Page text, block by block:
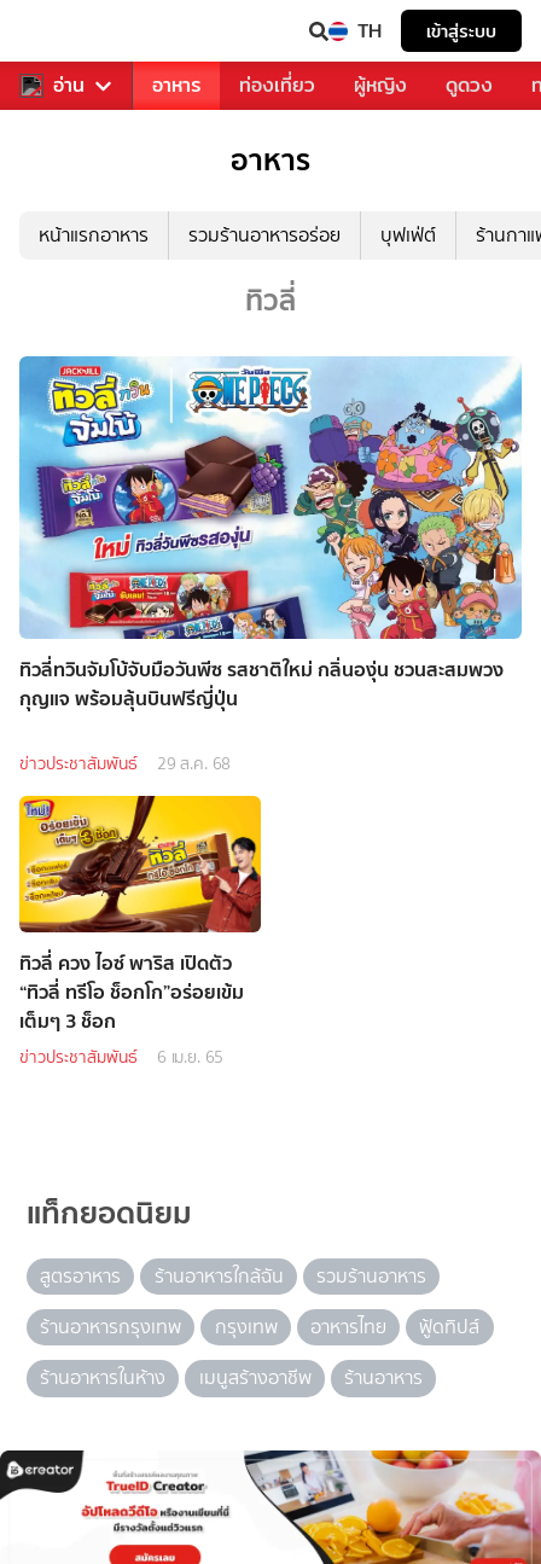
TH เข้าสู่ระบบ
อ่าน
รวงการเพลง อาหาร ท่องเที่ยว ผู้หญิง ดูดวง
อาหาร
หน้าแรกอาหาร รวมร้านอาหารอร่อย บุฟเฟ่ต์ ร้านกา
ทิวลี่
ทิวลี่ทวินจัมโบ้จับมือวันพีซ รสชาติใหม่ กลิ่นองุ่น ชวนสะสมพวง
กุญแจ พร้อมลุ้นบินฟรีญี่ปุ่น
ข่าวประชาสัมพันธ์ 29 ส.ค. 68
ทิวลี่ ควง ไอซ์ พาริส เปิดตัว
“ทิวลี่ ทรีโอ ช็อกโก”อร่อยเข้ม
เต็มๆ 3 ช็อก
ข่าวประชาสัมพันธ์ 6 เม.ย. 65
แท็กยอดนิยม
สูตรอาหาร ร้านอาหารใกล้ฉัน
รวมร้านอาหาร
ร้านอาหารกรุงเทพ
กรุงเทพ อาหารไทย
ฟู้ดทิปส์
ร้านอาหารในห้าง
เมนูสร้างอาชีพ ร้านอาหาร